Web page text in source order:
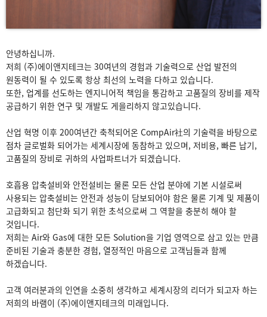
안녕하십니까.
저희 (주)에이앤지테크는 30여년의 경험과 기술력으로 산업 발전의
원동력이 될 수 있도록 항상 최선의 노력을 다하고 있습니다.
또한, 업계를 선도하는 엔지니어적 책임을 통감하고 고품질의 장비를 제작
공급하기 위한 연구 및 개발도 게을리하지 않고있습니다.
산업 혁명 이후 200여년간 축척되어온 CompAir社의 기술력을 바탕으로
점차 글로벌화 되어가는 세계시장에 동참하고 있으며, 저비용, 빠른 납기,
고품질의 장비로 귀하의 사업파트너가 되겠습니다.
호흡용 압축설비와 안전설비는 물론 모든 산업 분야에 기본 시설로써
사용되는 압축설비는 안전과 성능이 담보되어야 함은 물론 기계 및 제품이
고급화되고 첨단화 되기 위한 초석으로써 그 역할을 충분히 해야 할
것입니다.
저희는 Air와 Gas에 대한 모든 Solution을 기업 영역으로 삼고 있는 만큼
준비된 기술과 충분한 경험, 열정적인 마음으로 고객님들과 함께
하겠습니다.
고객 여러분과의 인연을 소중히 생각하고 세계시장의 리더가 되고자 하는
저희의 바램이 (주)에이앤지테크의 미래입니다.